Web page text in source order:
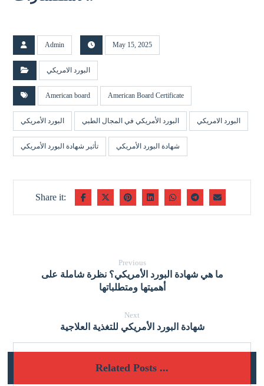
Admin May 15, 2025
البورد الامريكي
American board American Board Certificate
البورد الأمريكي البورد الأمريكي في المجال الطبي البورد الامريكي
تأثير شهادة البورد الأمريكي شهادة البورد الأمريكي
Previous
ما هي شهادة البورد الأمريكي؟ نظرة شاملة على
أهميتها ومتطلباتها
Next
شهادة البورد الأمريكي للتغذية العلاجية
Related Posts ...